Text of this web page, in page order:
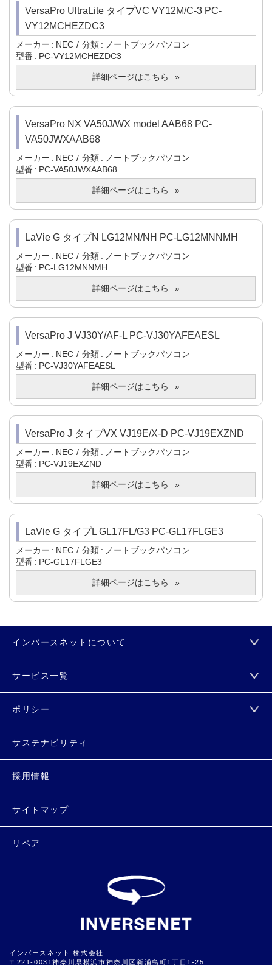
VersaPro UltraLite タイプVC VY12M/C-3 PC-
VY12MCHEZDC3
メーカー NEC 分類
ノートブックパソコン
型番
PC-VY12MCHEZDC3
詳細ページはこちら
VersaPro NX VA50J/WX model AAB68 PC-
VA50JWXAAB68
メーカー NEC 分類
ノートブックパソコン
型番
PC-VA50JWXAAB68
詳細ページはこちら
LaVie G タイプN LG12MN/NH PC-LG12MNNMH
メーカー NEC 分類
ノートブックパソコン
型番
PC-LG12MNNMH
詳細ページはこちら
VersaPro J VJ30Y/AF-L PC-VJ30YAFEAESL
メーカー NEC 分類
ノートブックパソコン
型番
PC-VJ30YAFEAESL
詳細ページはこちら
VersaPro J タイプVX VJ19E/X-D PC-VJ19EXZND
メーカー NEC 分類
ノートブックパソコン
型番
PC-VJ19EXZND
詳細ページはこちら
LaVie G タイプL GL17FL/G3 PC-GL17FLGE3
メーカー NEC 分類
ノートブックパソコン
型番
PC-GL17FLGE3
詳細ページはこちら
インバースネットについて
サービス一覧
ポリシー
サステナビリティ
採用情報
サイトマップ
リペア
インバースネット 株式会社
〒221-0031神奈川県横浜市神奈川区新浦島町1丁目1-25